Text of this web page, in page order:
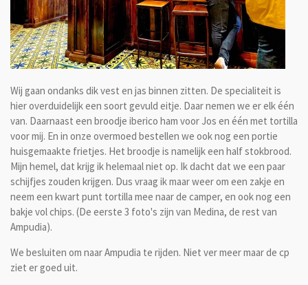
Wij gaan ondanks dik vest en jas binnen zitten. De specialiteit is
hier overduidelijk een soort gevuld eitje. Daar nemen we er elk één
van. Daarnaast een broodje iberico ham voor Jos en één met tortilla
voor mij. En in onze overmoed bestellen we ook nog een portie
huisgemaakte frietjes. Het broodje is namelijk een half stokbrood.
Mijn hemel, dat krijg ik helemaal niet op. Ik dacht dat we een paar
schijfjes zouden krijgen. Dus vraag ik maar weer om een zakje en
neem een kwart punt tortilla mee naar de camper, en ook nog een
bakje vol chips. (De eerste 3 foto's zijn van Medina, de rest van
Ampudia).
We besluiten om naar Ampudia te rijden. Niet ver meer maar de cp
ziet er goed uit.